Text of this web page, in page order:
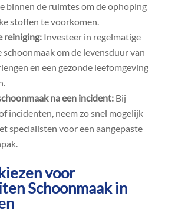
binnen de ruimtes om de ophoping
stoffen te voorkomen.​
reiniging:Investeer in regelmatige
schoonmaak om de levensduur van
en een gezonde leefomgeving
na een incident:Bij
incidenten, neem zo snel mogelijk
specialisten voor een aangepaste
voor
Schoonmaak in